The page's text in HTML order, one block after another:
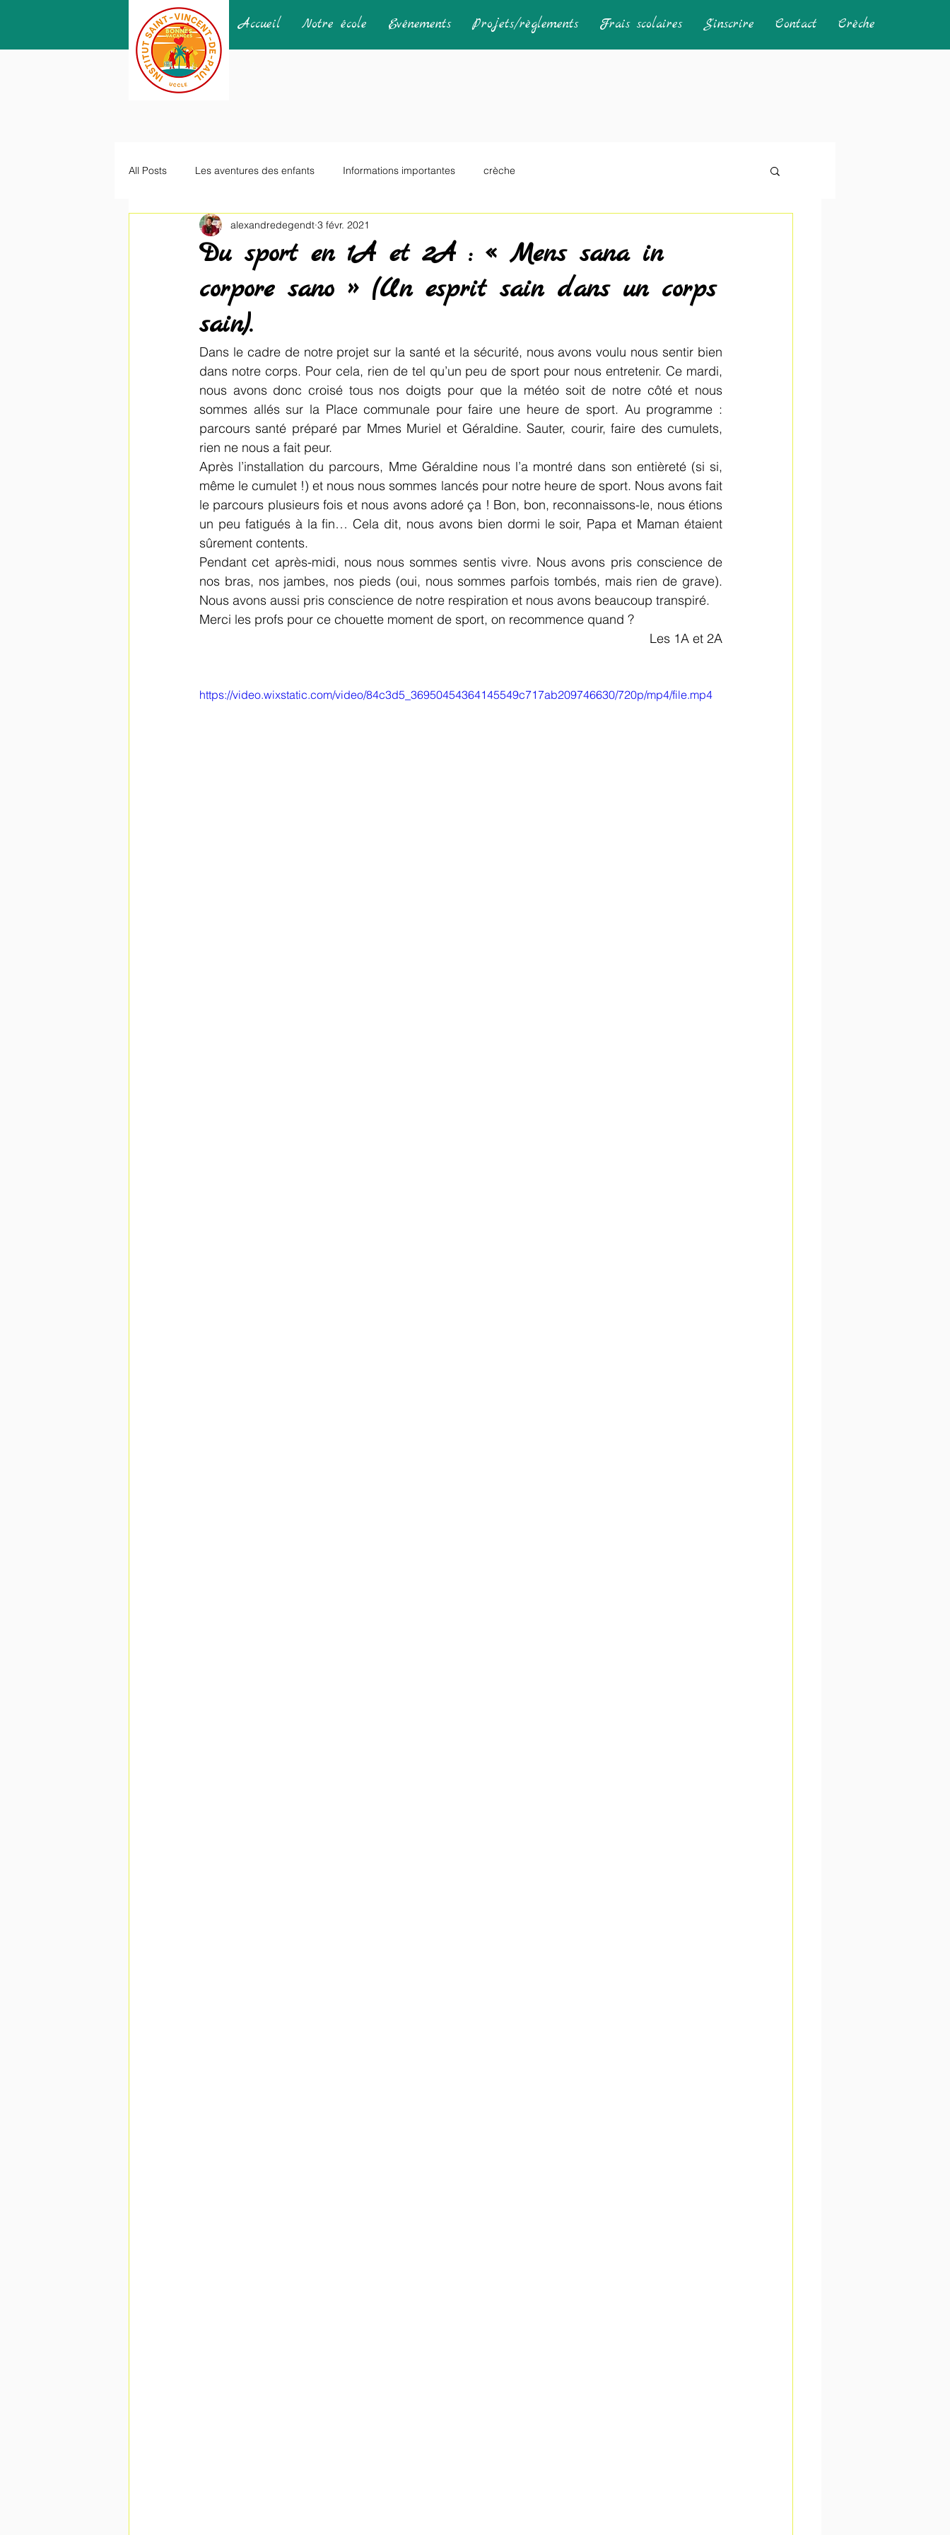
Accueil Notre école Evénements Projets/règlements Frais scolaires S'inscrire Contact Crèche
All Posts Les aventures des enfants Informations importantes crèche
Du sport en 1A et 2A : « Mens sana in
corpore sano » (Un esprit sain dans un corps
sain).
alexandredegendt 3 févr. 2021
Dans le cadre de notre projet sur la santé et la sécurité, nous avons voulu nous sentir bien
dans notre corps. Pour cela, rien de tel qu’un peu de sport pour nous entretenir. Ce mardi,
nous avons donc croisé tous nos doigts pour que la météo soit de notre côté et nous
sommes allés sur la Place communale pour faire une heure de sport. Au programme :
parcours santé préparé par Mmes Muriel et Géraldine. Sauter, courir, faire des cumulets,
rien ne nous a fait peur.
Après l’installation du parcours, Mme Géraldine nous l’a montré dans son entièreté (si si,
même le cumulet !) et nous nous sommes lancés pour notre heure de sport. Nous avons fait
le parcours plusieurs fois et nous avons adoré ça ! Bon, bon, reconnaissons-le, nous étions
un peu fatigués à la fin… Cela dit, nous avons bien dormi le soir, Papa et Maman étaient
sûrement contents.
Pendant cet après-midi, nous nous sommes sentis vivre. Nous avons pris conscience de
nos bras, nos jambes, nos pieds (oui, nous sommes parfois tombés, mais rien de grave).
Nous avons aussi pris conscience de notre respiration et nous avons beaucoup transpiré.
Merci les profs pour ce chouette moment de sport, on recommence quand ?
Les 1A et 2A
https://video.wixstatic.com/video/84c3d5_36950454364145549c717ab209746630/720p/mp4/file.mp4